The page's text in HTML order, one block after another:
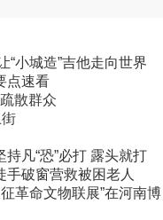
“小城造”吉他走向世界
点速看
散群众
凡“恐”必打 露头就打
破窗营救被困老人
革命文物联展”在河南博